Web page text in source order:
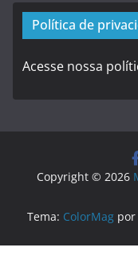
Política de
Acesse nossa
Copyright © 2026
Tema: ColorMag por